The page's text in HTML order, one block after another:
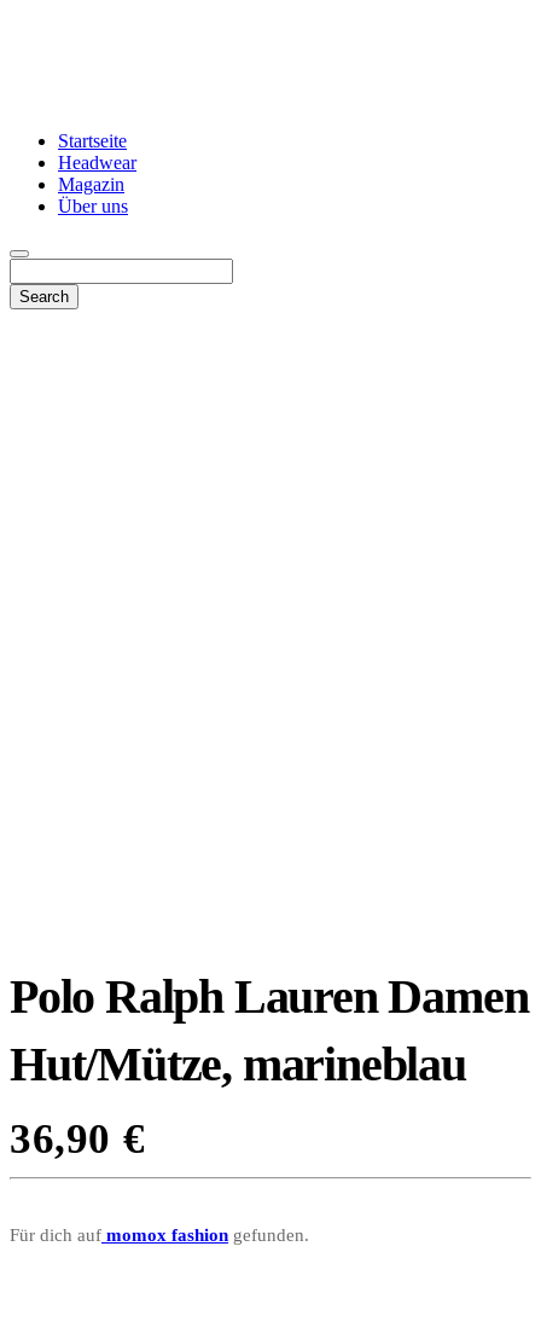
Startseite
Headwear
Magazin
Über uns
Polo Ralph Lauren Damen
Hut/Mütze, marineblau
36,90 €
Für dich auf momox fashion gefunden.